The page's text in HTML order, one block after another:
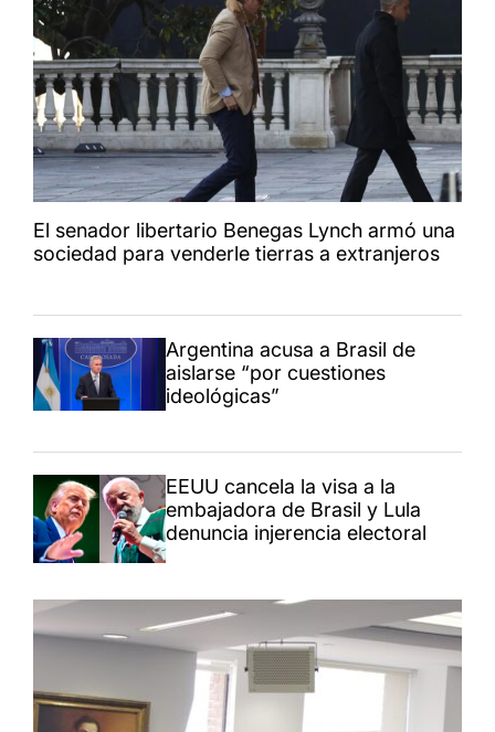
El senador libertario Benegas Lynch armó una
sociedad para venderle tierras a extranjeros
Argentina acusa a Brasil de
aislarse “por cuestiones
ideológicas”
EEUU cancela la visa a la
embajadora de Brasil y Lula
denuncia injerencia electoral